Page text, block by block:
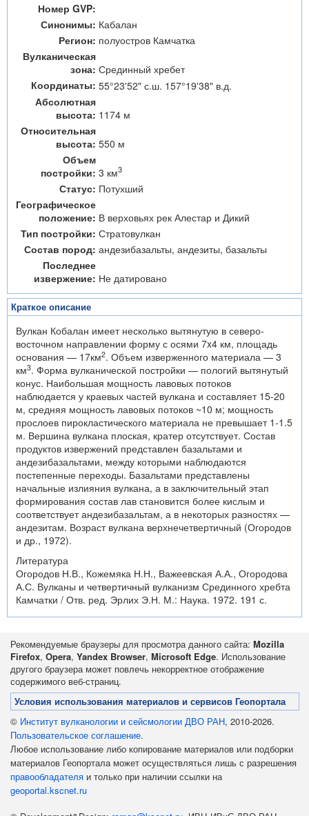
Номер GVP:
Синонимы: Кабалан
Регион: полуостров Камчатка
Вулканическая
зона: Срединный хребет
Координаты: 55°23'52" с.ш. 157°19'38" в.д.
Абсолютная
высота: 1174 м
Относительная
высота: 550 м
Объем
постройки: 3 км3
Статус: Потухший
Географическое
положение: В верховьях рек Алестар и Дикий
Тип постройки: Стратовулкан
Состав пород: андезибазальты, андезиты, базальты
Последнее
извержение: Не датировано
Краткое описание
Вулкан Кобалан имеет несколько вытянутую в северо-
восточном направлении форму с осями 7x4 км, площадь
основания — 17км2. Объем изверженного материала — 3
км3. Форма вулканической постройки — пологий вытянутый
конус. Наибольшая мощность лавовых потоков
наблюдается у краевых частей вулкана и составляет 15-20
м, средняя мощность лавовых потоков ~10 м; мощность
прослоев пирокластического материала не превышает 1-1.5
м. Вершина вулкана плоская, кратер отсутствует. Состав
продуктов извержений представлен базальтами и
андезибазальтами, между которыми наблюдаются
постепенные переходы. Базальтами представлены
начальные излияния вулкана, а в заключительный этап
формирования состав лав становится более кислым и
соответствует андезибазальтам, а в некоторых разностях —
андезитам. Возраст вулкана верхнечетвертичный (Огородов
и др., 1972).
Литература
Огородов Н.В., Кожемяка Н.Н., Важеевская А.А., Огородова
А.С. Вулканы и четвертичный вулканизм Срединного хребта
Камчатки / Отв. ред. Эрлих Э.Н. М.: Наука. 1972. 191 с.
Рекомендуемые браузеры для просмотра данного сайта: Mozilla
Firefox, Opera, Yandex Browser, Microsoft Edge. Использование
другого браузера может повлечь некорректное отображение
содержимого веб-страниц.
Условия использования материалов и сервисов Геопортала
© Институт вулканологии и сейсмологии ДВО РАН, 2010-2026.
Пользовательское соглашение.
Любое использование либо копирование материалов или подборки
материалов Геопортала может осуществляться лишь с разрешения
правообладателя и только при наличии ссылки на
geoportal.kscnet.ru